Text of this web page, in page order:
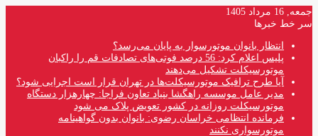
جمعه, 16 مرداد 1405
سر خط خبرها
انتظار بانوان موتورسوار به پایان می‌رسد؟
پلیس اعلام کرد: 56 درصد فوتی‌های تصادفات قم را راکبان
موتورسیکلت تشکیل می‌دهند
آیا طرح ترافیک موتورسیکلت‌ها در تهران قرار است اجرایی شود؟
مدیر عامل موسسه راهگشا بنیاد تعاون فراجا: چهارهزار دستگاه
موتورسیکلت روزانه در کشور تعویض پلاک می شود
فرمانده انتظامی خراسان رضوی: بانوان بدون گواهینامه
موتورسواری نکنند